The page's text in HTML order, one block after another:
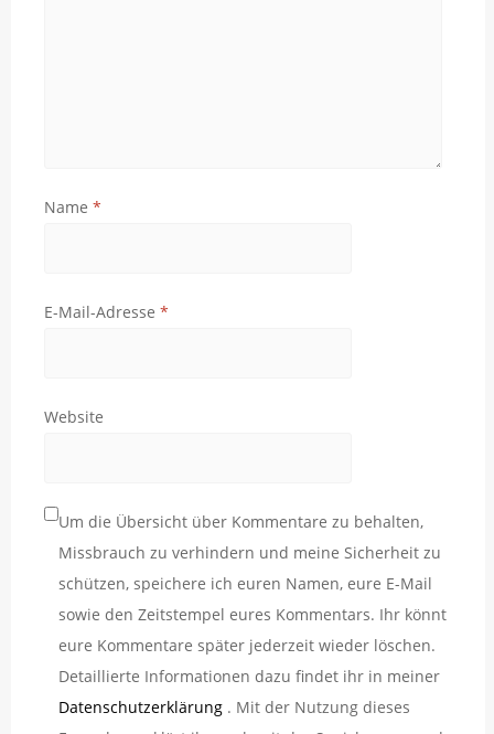
Name *
E-Mail-Adresse *
Website
Um die Übersicht über Kommentare zu behalten,
Missbrauch zu verhindern und meine Sicherheit zu
schützen, speichere ich euren Namen, eure E-Mail
sowie den Zeitstempel eures Kommentars. Ihr könnt
eure Kommentare später jederzeit wieder löschen.
Detaillierte Informationen dazu findet ihr in meiner
Datenschutzerklärung . Mit der Nutzung dieses